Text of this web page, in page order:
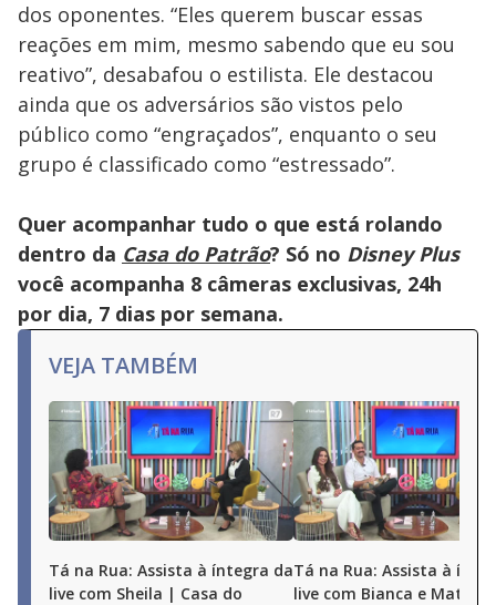
dos oponentes. “Eles querem buscar essas
reações em mim, mesmo sabendo que eu sou
reativo”, desabafou o estilista. Ele destacou
ainda que os adversários são vistos pelo
público como “engraçados”, enquanto o seu
grupo é classificado como “estressado”.
Quer acompanhar tudo o que está rolando
dentro da Casa do Patrão? Só no Disney Plus
você acompanha 8 câmeras exclusivas, 24h
por dia, 7 dias por semana.
VEJA TAMBÉM
Tá na Rua: Assista à íntegra da
live com Sheila | Casa do
Tá na Rua: Assista à
live com Bianca e